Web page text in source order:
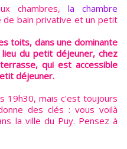
chambres, la chambre
de bain privative et un petit
toits, dans une dominante
du petit déjeuner, chez
qui est accessible
déjeuner.
19h30, mais c'est toujours
des clés : vous voilà
la ville du Puy. Pensez à